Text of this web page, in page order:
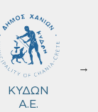
ΚΥΔΩΝ
Α.Ε.
→